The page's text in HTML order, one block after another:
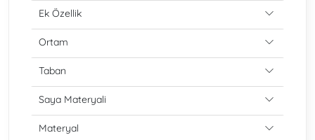
Ek Özellik
Ortam
Taban
Saya Materyali
Materyal